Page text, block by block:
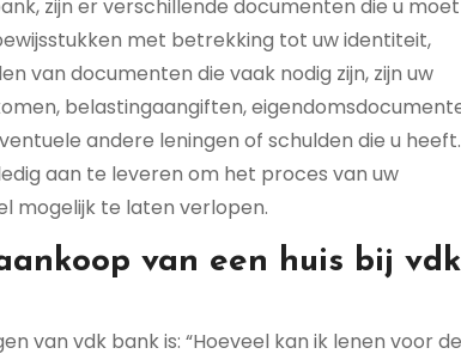
zijn er verschillende documenten die u moet
met betrekking tot uw identiteit,
van documenten die vaak nodig zijn, zijn uw
belastingaangiften,
andere leningen of schulden die u
aan te leveren om het proces van uw
mogelijk te laten verlopen.
van een huis bij vdk
van vdk bank is: “Hoeveel kan ik lenen voor de